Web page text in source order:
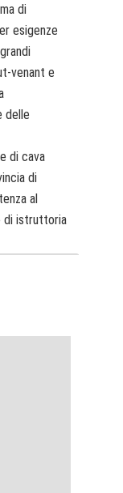
di
esigenze
venant e
delle
di cava
di
al
di istruttoria